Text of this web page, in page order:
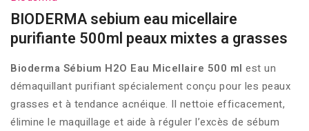
BIODERMA sebium eau micellaire
purifiante 500ml peaux mixtes a grasses
Bioderma Sébium H2O Eau Micellaire 500 ml est un
démaquillant purifiant spécialement conçu pour les peaux
grasses et à tendance acnéique. Il nettoie efficacement,
élimine le maquillage et aide à réguler l’excès de sébum